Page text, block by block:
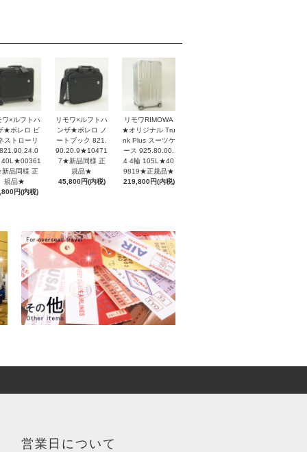
ワ×ルフトハ
★ボレロ ビ
ストローリ
40L★00361
品同様 正
規品★
円(内税)
リモワ×ルフトハ
ンザ★ボレロ ノ
ートブック 821.
90.20.9★10471
7★新品同様 正
規品★
45,800円(内税)
リモワRIMOWA
★オリジナル Tru
nk Plus スーツケ
ース 925.80.00.
4 4輪 105L★40
9819★正規品★
219,800円(内税)
営業日について